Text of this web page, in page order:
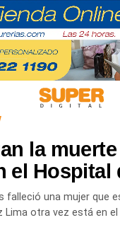
la
el Hospital
falleció una mujer que
Lima otra vez está en